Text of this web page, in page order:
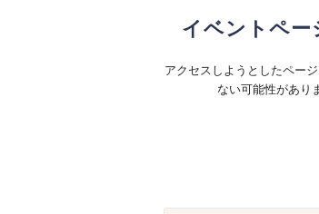
イベントペー
アクセスしようとしたペー
ない可能性があり